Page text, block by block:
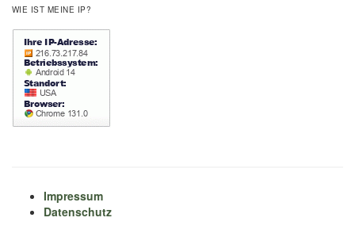
WIE IST MEINE IP?
Impressum
Datenschutz